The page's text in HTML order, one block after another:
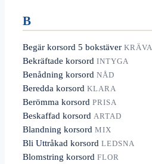
B
Begär korsord 5 bokstäver KRÄVA
Bekräftade korsord INTYGA
Benådning korsord NÅD
Beredda korsord KLARA
Berömma korsord PRISA
Beskaffad korsord ARTAD
Blandning korsord MIX
Bli Uttråkad korsord LEDSNA
Blomstring korsord FLOR